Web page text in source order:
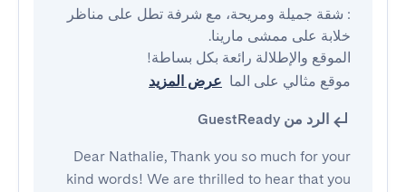
موقع مثالي على الما عرض المزيد
الرد من GuestReady
Dear Nathalie, Thank you so much for your
kind words! We are thrilled to hear that you